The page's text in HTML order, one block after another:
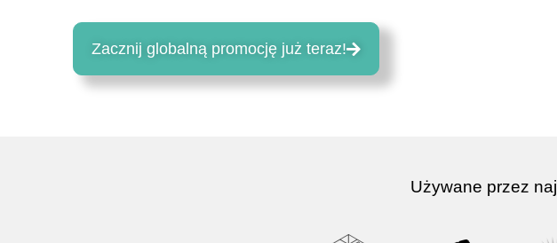
Zacznij globalną promocję już teraz!
Używane przez